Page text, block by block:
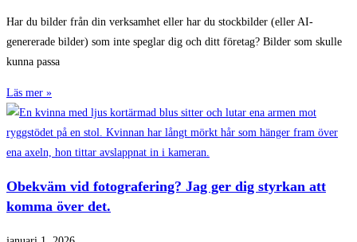
Har du bilder från din verksamhet eller har du stockbilder (eller AI-
genererade bilder) som inte speglar dig och ditt företag? Bilder som skulle
kunna passa
Läs mer »
Obekväm vid fotografering? Jag ger dig styrkan att
komma över det.